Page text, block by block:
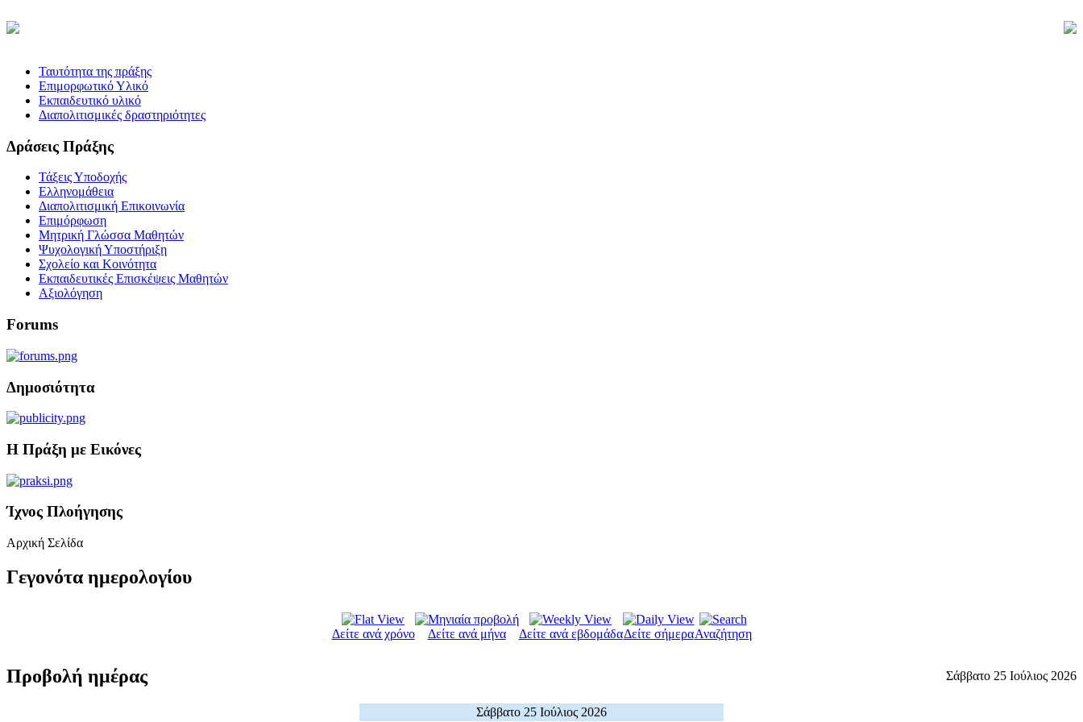
Ταυτότητα της πράξης
Επιμορφωτικό Υλικό
Εκπαιδευτικό υλικό
Διαπολιτισμικές δραστηριότητες
Δράσεις Πράξης
Τάξεις Υποδοχής
Ελληνομάθεια
Διαπολιτισμική Επικοινωνία
Επιμόρφωση
Μητρική Γλώσσα Μαθητών
Ψυχολογική Υποστήριξη
Σχολείο και Κοινότητα
Εκπαιδευτικές Επισκέψεις Μαθητών
Αξιολόγηση
Forums
Δημοσιότητα
Η Πράξη με Εικόνες
Ίχνος Πλοήγησης
Αρχική Σελίδα
Γεγονότα ημερολογίου
Δείτε ανά χρόνο Δείτε ανά μήνα Δείτε ανά εβδομάδαΔείτε σήμεραΑναζήτηση
Προβολή ημέρας Σάββατο 25 Ιούλιος 2026
Σάββατο 25 Ιούλιος 2026